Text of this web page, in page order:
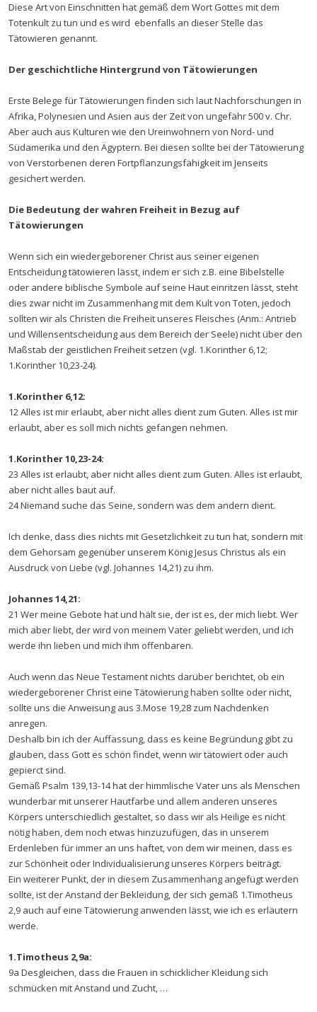
Diese Art von Einschnitten hat gemäß dem Wort Gottes mit dem
Totenkult zu tun und es wird ebenfalls an dieser Stelle das
Tätowieren genannt.
Der geschichtliche Hintergrund von Tätowierungen
Erste Belege für Tätowierungen finden sich laut Nachforschungen in
Afrika, Polynesien und Asien aus der Zeit von ungefähr 500 v. Chr.
Aber auch aus Kulturen wie den Ureinwohnern von Nord- und
Südamerika und den Ägyptern. Bei diesen sollte bei der Tätowierung
von Verstorbenen deren Fortpflanzungsfähigkeit im Jenseits
gesichert werden.
Die Bedeutung der wahren Freiheit in Bezug auf
Tätowierungen
Wenn sich ein wiedergeborener Christ aus seiner eigenen
Entscheidung tätowieren lässt, indem er sich z.B. eine Bibelstelle
oder andere biblische Symbole auf seine Haut einritzen lässt, steht
dies zwar nicht im Zusammenhang mit dem Kult von Toten, jedoch
sollten wir als Christen die Freiheit unseres Fleisches (Anm.: Antrieb
und Willensentscheidung aus dem Bereich der Seele) nicht über den
Maßstab der geistlichen Freiheit setzen (vgl. 1.Korinther 6,12;
1.Korinther 10,23-24).
1.Korinther 6,12:
12 Alles ist mir erlaubt, aber nicht alles dient zum Guten. Alles ist mir
erlaubt, aber es soll mich nichts gefangen nehmen.
1.Korinther 10,23-24:
23 Alles ist erlaubt, aber nicht alles dient zum Guten. Alles ist erlaubt,
aber nicht alles baut auf.
24 Niemand suche das Seine, sondern was dem andern dient.
Ich denke, dass dies nichts mit Gesetzlichkeit zu tun hat, sondern mit
dem Gehorsam gegenüber unserem König Jesus Christus als ein
Ausdruck von Liebe (vgl. Johannes 14,21) zu ihm.
Johannes 14,21:
21 Wer meine Gebote hat und hält sie, der ist es, der mich liebt. Wer
mich aber liebt, der wird von meinem Vater geliebt werden, und ich
werde ihn lieben und mich ihm offenbaren.
Auch wenn das Neue Testament nichts darüber berichtet, ob ein
wiedergeborener Christ eine Tätowierung haben sollte oder nicht,
sollte uns die Anweisung aus 3.Mose 19,28 zum Nachdenken
anregen.
Deshalb bin ich der Auffassung, dass es keine Begründung gibt zu
glauben, dass Gott es schön findet, wenn wir tätowiert oder auch
gepierct sind.
Gemäß Psalm 139,13-14 hat der himmlische Vater uns als Menschen
wunderbar mit unserer Hautfarbe und allem anderen unseres
Körpers unterschiedlich gestaltet, so dass wir als Heilige es nicht
nötig haben, dem noch etwas hinzuzufügen, das in unserem
Erdenleben für immer an uns haftet, von dem wir meinen, dass es
zur Schönheit oder Individualisierung unseres Körpers beiträgt.
Ein weiterer Punkt, der in diesem Zusammenhang angefügt werden
sollte, ist der Anstand der Bekleidung, der sich gemäß 1.Timotheus
2,9 auch auf eine Tätowierung anwenden lässt, wie ich es erläutern
werde.
1.Timotheus 2,9a:
9a Desgleichen, dass die Frauen in schicklicher Kleidung sich
schmücken mit Anstand und Zucht, …